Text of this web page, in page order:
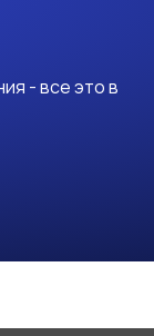
- все это в